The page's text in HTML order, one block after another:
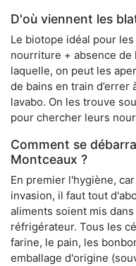
D'où viennent les
Le biotope idéal pour
nourriture + absence
laquelle, on peut les
de bains en train d’errer
lavabo. On les trouve
pour chercher leurs
Comment se
Montceaux ?
En premier l'hygiène,
invasion, il faut tout
aliments soient mis
réfrigérateur. Tous les
farine, le pain, les
emballage d'origine